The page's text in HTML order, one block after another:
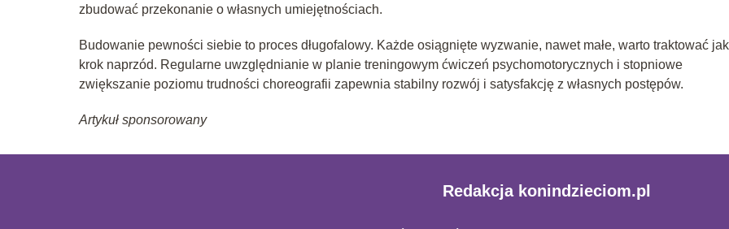
zbudować przekonanie o własnych umiejętnościach.
Budowanie pewności siebie to proces długofalowy. Każde osiągnięte wyzwanie, nawet małe, warto traktować
krok naprzód. Regularne uwzględnianie w planie treningowym ćwiczeń psychomotorycznych i stopniowe
zwiększanie poziomu trudności choreografii zapewnia stabilny rozwój i satysfakcję z własnych postępów.
Artykuł sponsorowany
Redakcja konindzieciom.pl